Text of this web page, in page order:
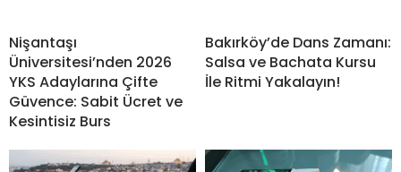
Nişantaşı
Üniversitesi’nden 2026
YKS Adaylarına Çifte
Güvence: Sabit Ücret ve
Kesintisiz Burs
Bakırköy’de Dans Zamanı:
Salsa ve Bachata Kursu
İle Ritmi Yakalayın!